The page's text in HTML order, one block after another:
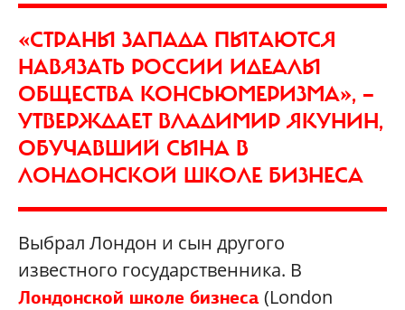
«СТРАНЫ ЗАПАДА ПЫТАЮТСЯ
НАВЯЗАТЬ РОССИИ ИДЕАЛЫ
ОБЩЕСТВА КОНСЬЮМЕРИЗМА», —
УТВЕРЖДАЕТ ВЛАДИМИР ЯКУНИН,
ОБУЧАВШИЙ СЫНА В
ЛОНДОНСКОЙ ШКОЛЕ БИЗНЕСА
Выбрал Лондон и сын другого
известного государственника. В
Лондонской школе бизнеса (London